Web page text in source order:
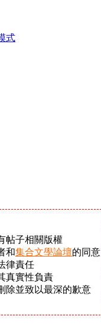
式
帖子相關版權
和集合文學論壇的同意
律責任
真實性負責
除並致以最深的歉意